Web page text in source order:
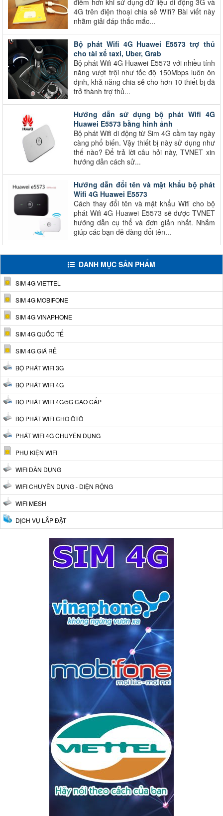
điểm hơn khi sử dụng dữ liệu di động 3G và
4G trên điện thoại chia sẻ Wifi? Bài viết này
nhằm giải đáp thắc mắc...
Bộ phát Wifi 4G Huawei E5573 trợ thủ
cho tài xế taxi, Uber, Grab
Bộ phát Wifi 4G Huawei E5573 với nhiều tính
năng vượt trội như tốc độ 150Mbps luôn ôn
định, khả năng chia sẻ cho hơn 10 thiết bị đã
trở thành trợ thủ...
Hướng dẫn sử dụng bộ phát Wifi 4G
Huawei E5573 bằng hình ảnh
Bộ phát Wifi di động từ Sim 4G cầm tay ngày
càng phổ biến. Vậy thiết bị này sử dụng như
thế nào? Để trả lời câu hỏi này, TVNET xin
hướng dẫn cách sử...
Hướng dẫn đổi tên và mật khẩu bộ phát
Wifi 4G Huawei E5573
Cách thay đổi tên và mật khẩu Wifi cho bộ
phát Wifi 4G Huawei E5573 sẽ được TVNET
hướng dẫn cụ thể và đơn giản nhất. Nhắm
giúp các bạn dễ dàng đổi tên...
DANH MỤC SẢN PHẨM
SIM 4G VIETTEL
SIM 4G MOBIFONE
SIM 4G VINAPHONE
SIM 4G QUỐC TẾ
SIM 4G GIÁ RẺ
BỘ PHÁT WIFI 3G
BỘ PHÁT WIFI 4G
BỘ PHÁT WIFI 4G/5G CAO CẤP
BỘ PHÁT WIFI CHO ÔTÔ
PHÁT WIFI 4G CHUYÊN DỤNG
PHỤ KIỆN WIFI
WIFI DÂN DỤNG
WIFI CHUYÊN DỤNG - DIỆN RỘNG
WIFI MESH
DỊCH VỤ LẮP ĐẶT